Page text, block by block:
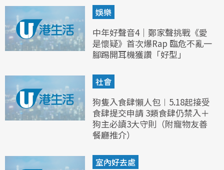
娛樂
中年好聲音4｜鄭家聲挑戰《愛
是懷疑》首次爆Rap 臨危不亂一
腳踢開耳機獲讚「好型」
社會
狗隻入食肆懶人包︱5.18起接受
食肆提交申請 3類食肆仍禁入＋
狗主必讀3大守則（附寵物友善
餐廳推介）
室內好去處